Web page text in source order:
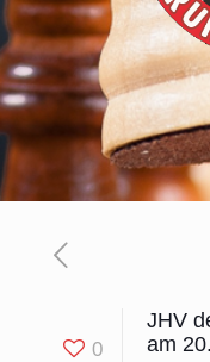
0
JHV
am